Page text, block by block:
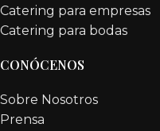
Catering para empresas
Catering para bodas
CONÓCENOS
Sobre Nosotros
Prensa